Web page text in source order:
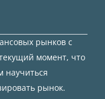
рынков с
момент, что
рынок.